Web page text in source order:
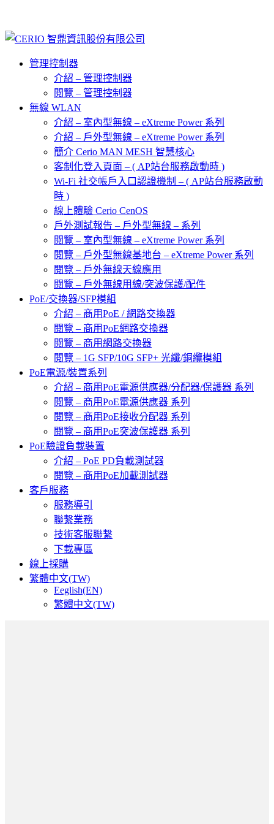
管理控制器
介紹 – 管理控制器
閱覽 – 管理控制器
無線 WLAN
介紹 – 室內型無線 – eXtreme Power 系列
介紹 – 戶外型無線 – eXtreme Power 系列
簡介 Cerio MAN MESH 智慧核心
客制化登入頁面 – ( AP站台服務啟動時 )
Wi-Fi 社交帳戶入口認證機制 – ( AP站台服務啟動
時 )
線上體驗 Cerio CenOS
戶外測試報告 – 戶外型無線 – 系列
閱覽 – 室內型無線 – eXtreme Power 系列
閱覽 – 戶外型無線基地台 – eXtreme Power 系列
閱覽 – 戶外無線天線應用
閱覽 – 戶外無線用線/突波保護/配件
PoE/交換器/SFP模組
介紹 – 商用PoE / 網路交換器
閱覽 – 商用PoE網路交換器
閱覽 – 商用網路交換器
閱覽 – 1G SFP/10G SFP+ 光纖/銅纜模組
PoE電源/裝置系列
介紹 – 商用PoE電源供應器/分配器/保護器 系列
閱覽 – 商用PoE電源供應器 系列
閱覽 – 商用PoE接收分配器 系列
閱覽 – 商用PoE突波保護器 系列
PoE驗證負載裝置
介紹 – PoE PD負載測試器
閱覽 – 商用PoE加載測試器
客戶服務
服務導引
聯繫業務
技術客服聯繫
下載專區
線上採購
繁體中文(TW)
Eeglish(EN)
繁體中文(TW)